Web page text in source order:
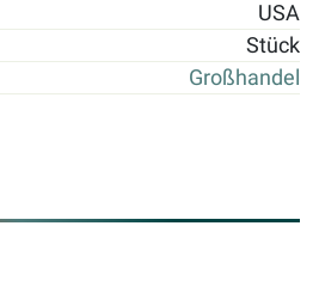
USA
Stück
Großhandel